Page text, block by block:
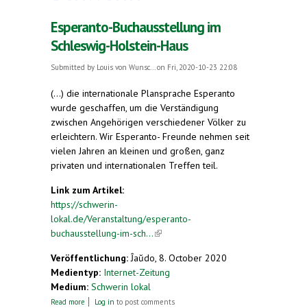
Esperanto-Buchausstellung im
Schleswig-Holstein-Haus
Submitted by Louis von Wunsc... on Fri, 2020-10-23 22:08
(...) die internationale Plansprache Esperanto
wurde geschaffen, um die Verständigung
zwischen Angehörigen verschiedener Völker zu
erleichtern. Wir Esperanto- Freunde nehmen seit
vielen Jahren an kleinen und großen, ganz
privaten und internationalen Treffen teil.
Link zum Artikel:
https://schwerin-
lokal.de/Veranstaltung/esperanto-
buchausstellung-im-sch...(link is external)
Veröffentlichung: Ĵaŭdo, 8. October 2020
Medientyp: Internet-Zeitung
Medium: Schwerin lokal
Read more about Esperanto-Buchausstellung im Schleswig-
Log in to post comments